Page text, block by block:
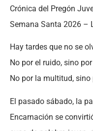
Crónica del Pregón
Semana Santa 2026 –
Hay tardes que no se
No por el ruido, sino
No por la multitud, sino
El pasado sábado, la
Encarnación se